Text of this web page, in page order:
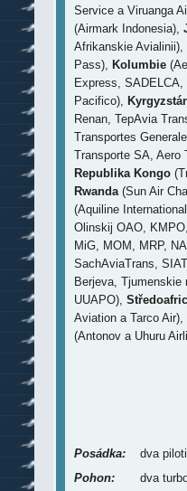
Service a Viruanga
(Airmark Indonesia),
Afrikanskie Avialinii),
Pass), Kolumbie
Express, SADELCA,
Pacifico),
Renan, TepAvia
Transportes
Transporte SA, Aero
Republika Kongo
Rwanda(Sun Air
(Aquiline
Olinskij OAO,
MiG, MOM, MRP,
SachAviaTrans,
Berjeva, Tjumenskie
UUAPO),
Aviation a Tarco Air),
(Antonov a Uhuru
Posádka:dva piloti
Pohon:dva